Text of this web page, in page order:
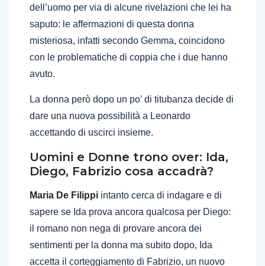
dell’uomo per via di alcune rivelazioni che lei ha
saputo: le affermazioni di questa donna
misteriosa, infatti secondo Gemma, coincidono
con le problematiche di coppia che i due hanno
avuto.
La donna però dopo un po’ di titubanza decide di
dare una nuova possibilità a Leonardo
accettando di uscirci insieme.
Uomini e Donne trono over: Ida,
Diego, Fabrizio cosa accadrà?
Maria De Filippi intanto cerca di indagare e di
sapere se Ida prova ancora qualcosa per Diego:
il romano non nega di provare ancora dei
sentimenti per la donna ma subito dopo, Ida
accetta il corteggiamento di Fabrizio, un nuovo